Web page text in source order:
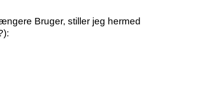
Bruger, stiller jeg hermed